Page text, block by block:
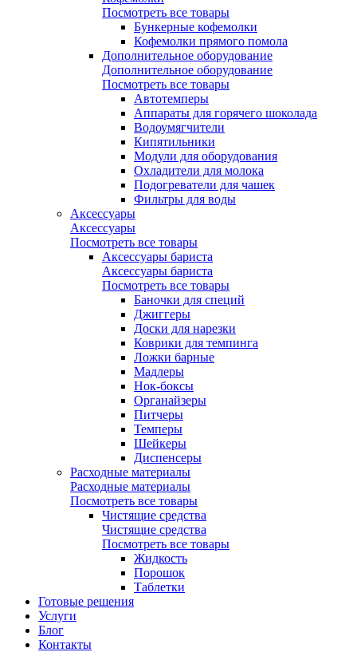
Посмотреть все товары
Бункерные кофемолки
Кофемолки прямого помола
Дополнительное оборудование
Дополнительное оборудование
Посмотреть все товары
Автотемперы
Аппараты для горячего шоколада
Водоумягчители
Кипятильники
Модули для оборудования
Охладители для молока
Подогреватели для чашек
Фильтры для воды
Аксессуары
Аксессуары
Посмотреть все товары
Аксессуары бариста
Аксессуары бариста
Посмотреть все товары
Баночки для специй
Джиггеры
Доски для нарезки
Коврики для темпинга
Ложки барные
Мадлеры
Нок-боксы
Органайзеры
Питчеры
Темперы
Шейкеры
Диспенсеры
Расходные материалы
Расходные материалы
Посмотреть все товары
Чистящие средства
Чистящие средства
Посмотреть все товары
Жидкость
Порошок
Таблетки
Готовые решения
Услуги
Блог
Контакты